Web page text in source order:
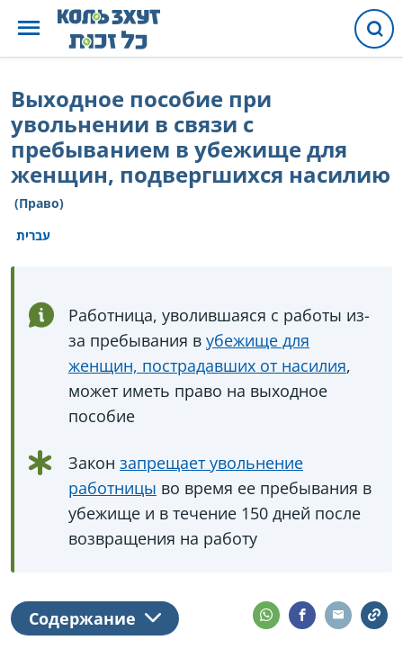
Выходное пособие при
увольнении в связи с
пребыванием в убежище для
женщин, подвергшихся насилию
(Право)
עברית
Работница, уволившаяся с работы из-
за пребывания в убежище для
женщин, пострадавших от насилия,
может иметь право на выходное
пособие
Закон запрещает увольнение
работницы во время ее пребывания в
убежище и в течение 150 дней после
возвращения на работу
Содержание